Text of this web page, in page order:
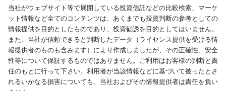
当社がウェブサイト等で展開している投資信託などの比較検索、マーケ
ット情報など全てのコンテンツは、あくまでも投資判断の参考としての
情報提供を目的としたものであり、投資勧誘を目的としてはいません。
また、当社が信頼できると判断したデータ（ライセンス提供を受ける情
報提供者のものも含みます）により作成しましたが、その正確性、安全
性等について保証するものではありません。ご利用はお客様の判断と責
任のもとに行って下さい。利用者が当該情報などに基づいて被ったとさ
れるいかなる損害についても、当社およびその情報提供者は責任を負い